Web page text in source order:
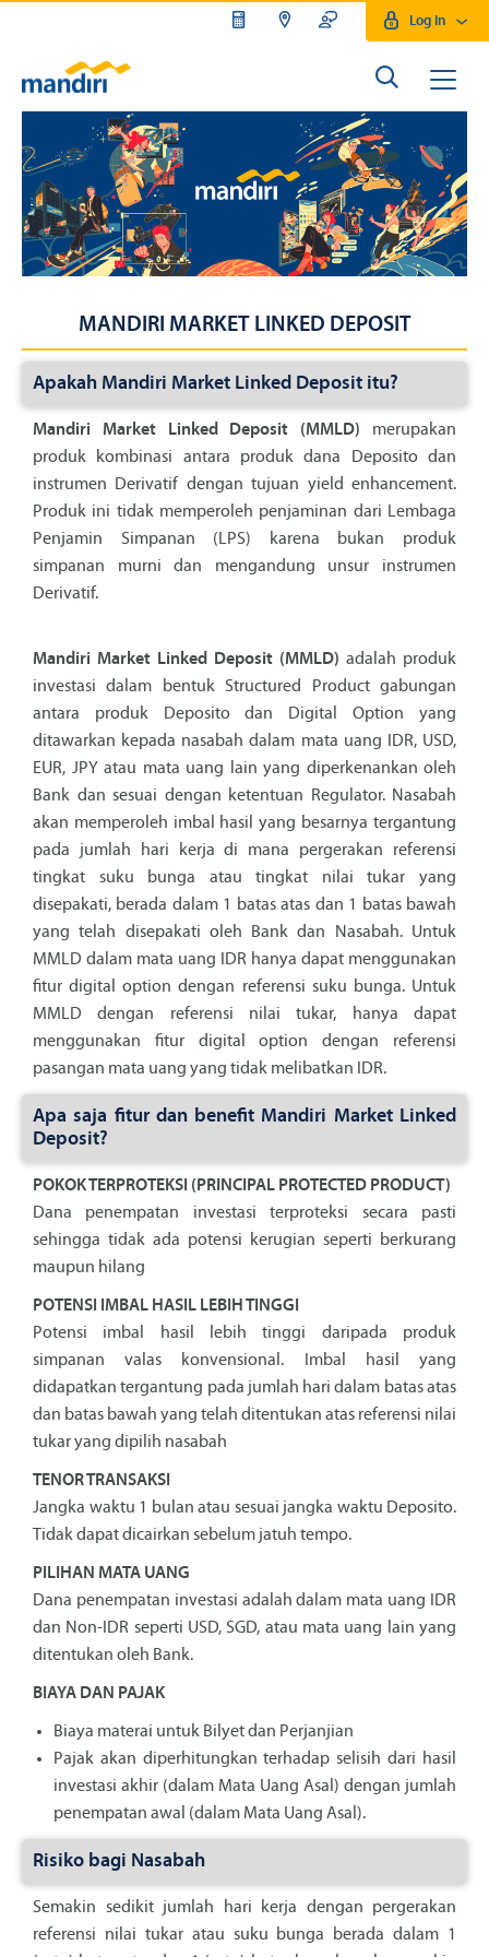
Log In
MANDIRI MARKET LINKED DEPOSIT
Apakah Mandiri Market Linked Deposit itu?
Mandiri Market Linked Deposit (MMLD) merupakan
produk kombinasi antara produk dana Deposito dan
instrumen Derivatif dengan tujuan yield enhancement.
Produk ini tidak memperoleh penjaminan dari Lembaga
Penjamin Simpanan (LPS) karena bukan produk
simpanan murni dan mengandung unsur instrumen
Derivatif.
Mandiri Market Linked Deposit (MMLD) adalah produk
investasi dalam bentuk Structured Product gabungan
antara produk Deposito dan Digital Option yang
ditawarkan kepada nasabah dalam mata uang IDR, USD,
EUR, JPY atau mata uang lain yang diperkenankan oleh
Bank dan sesuai dengan ketentuan Regulator. Nasabah
akan memperoleh imbal hasil yang besarnya tergantung
pada jumlah hari kerja di mana pergerakan referensi
tingkat suku bunga atau tingkat nilai tukar yang
disepakati, berada dalam 1 batas atas dan 1 batas bawah
yang telah disepakati oleh Bank dan Nasabah. Untuk
MMLD dalam mata uang IDR hanya dapat menggunakan
fitur digital option dengan referensi suku bunga. Untuk
MMLD dengan referensi nilai tukar, hanya dapat
menggunakan fitur digital option dengan referensi
pasangan mata uang yang tidak melibatkan IDR.
Apa saja fitur dan benefit Mandiri Market Linked
Deposit?
POKOK TERPROTEKSI (PRINCIPAL PROTECTED PRODUCT)
Dana penempatan investasi terproteksi secara pasti
sehingga tidak ada potensi kerugian seperti berkurang
maupun hilang
POTENSI IMBAL HASIL LEBIH TINGGI
Potensi imbal hasil lebih tinggi daripada produk
simpanan valas konvensional. Imbal hasil yang
didapatkan tergantung pada jumlah hari dalam batas atas
dan batas bawah yang telah ditentukan atas referensi nilai
tukar yang dipilih nasabah
TENOR TRANSAKSI
Jangka waktu 1 bulan atau sesuai jangka waktu Deposito.
Tidak dapat dicairkan sebelum jatuh tempo.
PILIHAN MATA UANG
Dana penempatan investasi adalah dalam mata uang IDR
dan Non-IDR seperti USD, SGD, atau mata uang lain yang
ditentukan oleh Bank.
BIAYA DAN PAJAK
Biaya materai untuk Bilyet dan Perjanjian
Pajak akan diperhitungkan terhadap selisih dari hasil
investasi akhir (dalam Mata Uang Asal) dengan jumlah
penempatan awal (dalam Mata Uang Asal).
Risiko bagi Nasabah
Semakin sedikit jumlah hari kerja dengan pergerakan
referensi nilai tukar atau suku bunga berada dalam 1